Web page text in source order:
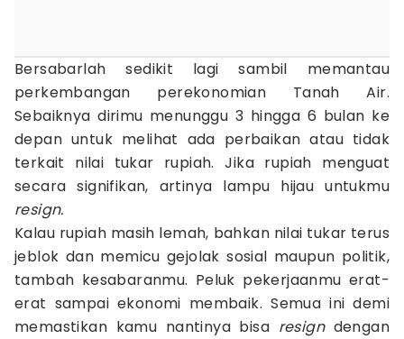
Bersabarlah sedikit lagi sambil memantau
perkembangan perekonomian Tanah Air.
Sebaiknya dirimu menunggu 3 hingga 6 bulan ke
depan untuk melihat ada perbaikan atau tidak
terkait nilai tukar rupiah. Jika rupiah menguat
secara signifikan, artinya lampu hijau untukmu
resign.
Kalau rupiah masih lemah, bahkan nilai tukar terus
jeblok dan memicu gejolak sosial maupun politik,
tambah kesabaranmu. Peluk pekerjaanmu erat-
erat sampai ekonomi membaik. Semua ini demi
memastikan kamu nantinya bisa resign dengan